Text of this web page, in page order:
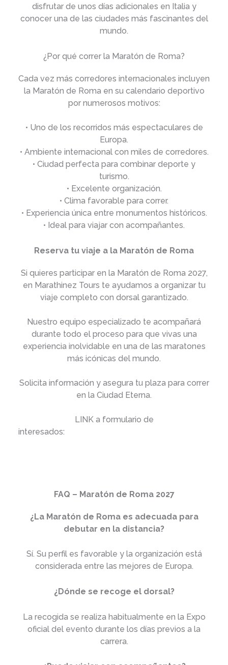
disfrutar de unos días adicionales en Italia y
conocer una de las ciudades más fascinantes del
mundo.
¿Por qué correr la Maratón de Roma?
Cada vez más corredores internacionales incluyen
la Maratón de Roma en su calendario deportivo
por numerosos motivos:
• Uno de los recorridos más espectaculares de
Europa.
• Ambiente internacional con miles de corredores.
• Ciudad perfecta para combinar deporte y
turismo.
• Excelente organización.
• Clima favorable para correr.
• Experiencia única entre monumentos históricos.
• Ideal para viajar con acompañantes.
Reserva tu viaje a la Maratón de Roma
Si quieres participar en la Maratón de Roma 2027,
en Marathinez Tours te ayudamos a organizar tu
viaje completo con dorsal garantizado.
Nuestro equipo especializado te acompañará
durante todo el proceso para que vivas una
experiencia inolvidable en una de las maratones
más icónicas del mundo.
Solicita información y asegura tu plaza para correr
en la Ciudad Eterna.
LINK a formulario de
interesados:
FAQ – Maratón de Roma 2027
¿La Maratón de Roma es adecuada para
debutar en la distancia?
Sí. Su perfil es favorable y la organización está
considerada entre las mejores de Europa.
¿Dónde se recoge el dorsal?
La recogida se realiza habitualmente en la Expo
oficial del evento durante los días previos a la
carrera.